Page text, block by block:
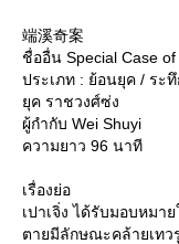
端溪奇案
ชื่ออื่น Special Case of
ประเภท : ย้อนยุค / ระ
ุค ราชวงศ์ซ่ง
ผู้กำกับ Wei Shuyi
ความยาว 96 นาที
เรื่องย่อ
เปาเจิ่ง ได้รับมอบหม
ตายมีลักษณะคล้ายเทว